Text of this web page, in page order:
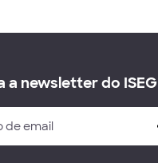
a newsletter do ISEG